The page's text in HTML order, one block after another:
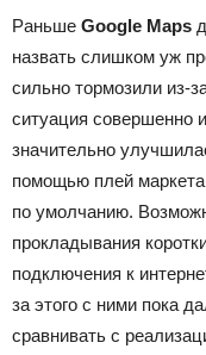
Раньше Google Maps
назвать слишком уж
сильно тормозили из-
ситуация совершенно
значительно
помощью плей
по умолчанию.
прокладывания
подключения к
за этого с ними пока
сравнивать с